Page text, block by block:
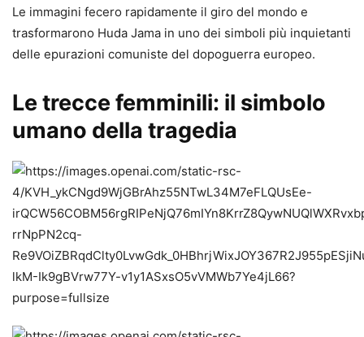
Le immagini fecero rapidamente il giro del mondo e
trasformarono Huda Jama in uno dei simboli più inquietanti
delle epurazioni comuniste del dopoguerra europeo.
Le trecce femminili: il simbolo
umano della tragedia